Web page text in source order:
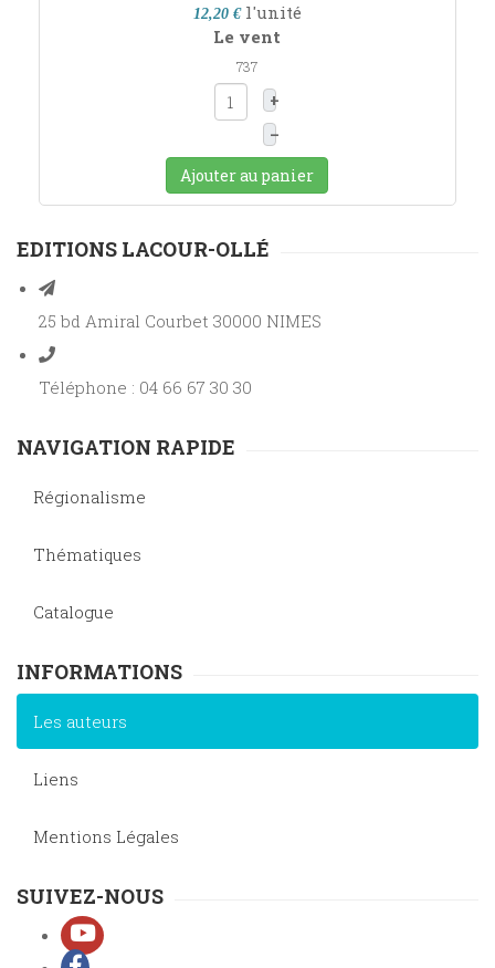
12,20 € l'unité
Le vent
737
+
–
Ajouter au panier
EDITIONS LACOUR-OLLÉ
25 bd Amiral Courbet 30000 NIMES
Téléphone : 04 66 67 30 30
NAVIGATION RAPIDE
Régionalisme
Thématiques
Catalogue
INFORMATIONS
Les auteurs
Liens
Mentions Légales
SUIVEZ-NOUS